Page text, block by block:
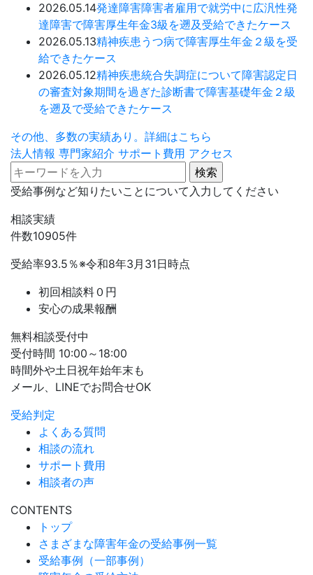
2026.05.14発達障害障害者雇用で就労中に広汎性発
達障害で障害厚生年金3級を遡及受給できたケース
2026.05.13精神疾患 うつ病で障害厚生年金２級を受
給できたケース
2026.05.12精神疾患統合失調症について障害認定日
の審査対象期間を過ぎた診断書で障害基礎年金２級
を遡及で受給できたケース
その他、多数の実績あり。詳細はこちら
法人情報 専門家紹介 サポート費用 アクセス
受給事例など知りたいことについて入力してください
相談実績
件数10905件
受給率93.5 ％※令和8年3月31日時点
初回相談料０円
安心の成果報酬
無料相談受付中
受付時間 10:00～18:00
時間外や土日祝年始年末も
メール、LINEでお問合せOK
受給判定
よくある質問
相談の流れ
サポート費用
相談者の声
CONTENTS
トップ
さまざまな障害年金の受給事例一覧
受給事例（一部事例）